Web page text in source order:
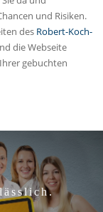
und Risiken.
des Robert-Koch-
die Webseite
gebuchten